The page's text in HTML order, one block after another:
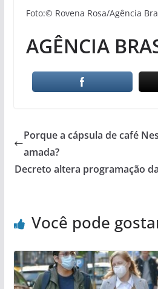
Foto:© Rovena Rosa/Agência
AGÊNCIA
Porque a cápsula de café
amada?
Decreto altera programação
Você pode